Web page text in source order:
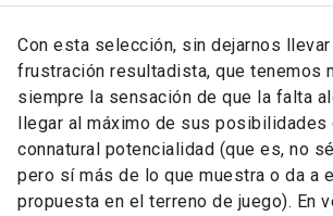
Con esta selección, sin dejarnos
frustración resultadista, que tenemos
siempre la sensación de que la falta
llegar al máximo de sus posibilidades
connatural potencialidad (que es, no
pero sí más de lo que muestra o da a
propuesta en el terreno de juego). En